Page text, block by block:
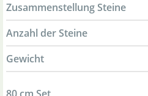
Zusammenstellung Steine
Anzahl der Steine
Gewicht